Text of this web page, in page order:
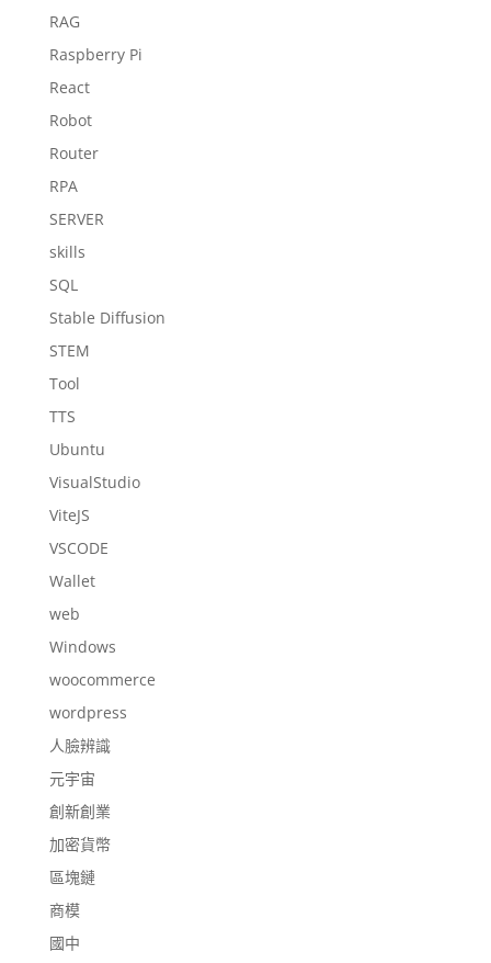
RAG
Raspberry Pi
React
Robot
Router
RPA
SERVER
skills
SQL
Stable Diffusion
STEM
Tool
TTS
Ubuntu
VisualStudio
ViteJS
VSCODE
Wallet
web
Windows
woocommerce
wordpress
人臉辨識
元宇宙
創新創業
加密貨幣
區塊鏈
商模
國中